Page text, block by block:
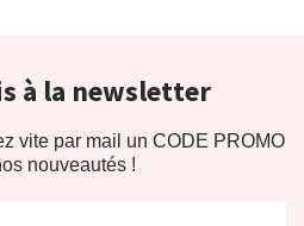
à la newsletter
vite par mail un CODE PROMO
nouveautés !